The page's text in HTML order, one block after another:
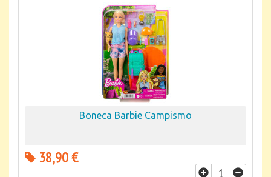
Boneca Barbie Campismo
38,90 €